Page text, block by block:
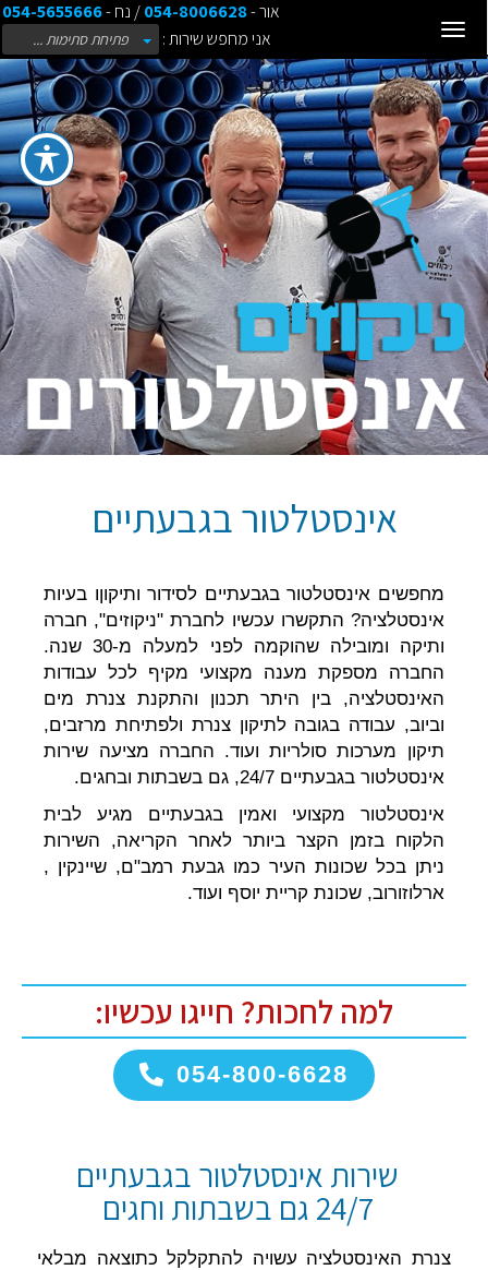
Toggle
אור -054-8006628/ נח -054-5655666
אני מחפש שירות :
פתיחת סתימות ...
אינסטלטור בגבעתיים
מחפשים אינסטלטור בגבעתיים לסידור ותיקוןו בעיות
אינסטלציה? התקשרו עכשיו לחברת "ניקוזים", חברה
ותיקה ומובילה שהוקמה לפני למעלה מ-30 שנה.
החברה מספקת מענה מקצועי מקיף לכל עבודות
האינסטלציה, בין היתר תכנון והתקנת צנרת מים
וביוב, עבודה בגובה לתיקון צנרת ולפתיחת מרזבים,
תיקון מערכות סולריות ועוד. החברה מציעה שירות
אינסטלטור בגבעתיים 24/7, גם בשבתות ובחגים.
אינסטלטור מקצועי ואמין בגבעתיים מגיע לבית
הלקוח בזמן הקצר ביותר לאחר הקריאה, השירות
ניתן בכל שכונות העיר כמו גבעת רמב"ם, שיינקין ,
ארלוזורוב, שכונת קריית יוסף ועוד.
למה לחכות? חייגו עכשיו:
054-800-6628
שירות אינסטלטור בגבעתיים
24/7 גם בשבתות וחגים
צנרת האינסטלציה עשויה להתקלקל כתוצאה מבלאי